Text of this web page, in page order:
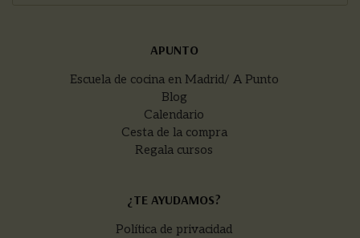
APUNTO
Escuela de cocina en Madrid/ A Punto
Blog
Calendario
Cesta de la compra
Regala cursos
¿TE AYUDAMOS?
Política de privacidad